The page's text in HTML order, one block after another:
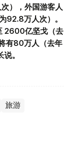
），外国游客人
92.8万人次）。
2600亿坚戈（去
有80万人（去年
。
旅游